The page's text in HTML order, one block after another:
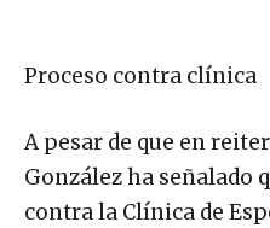
Proceso contra clínica
A pesar de que en
González ha señalado
contra la Clínica de